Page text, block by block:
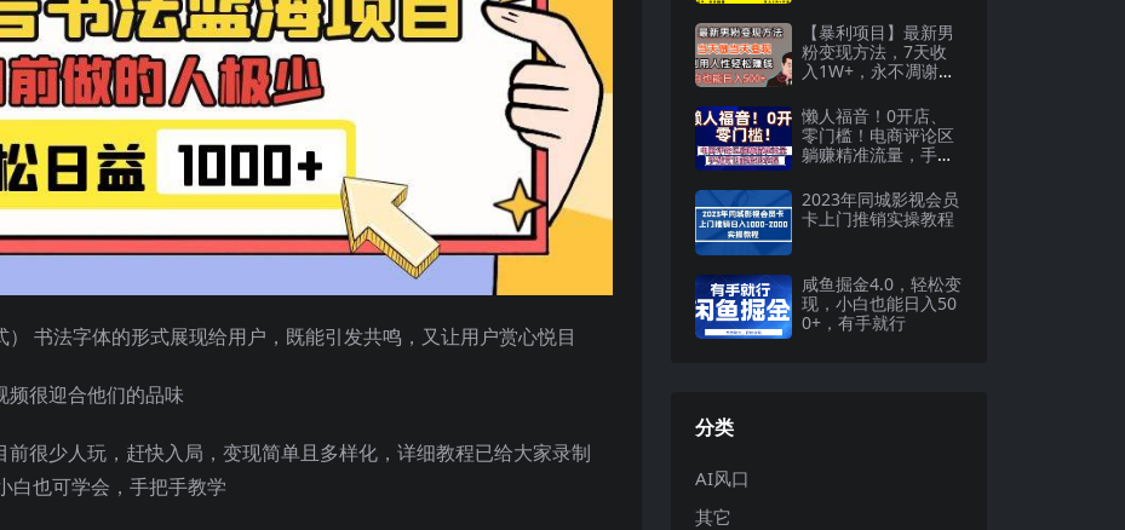
书法字体的形式展现给用户，既能引发共鸣，又让用户赏心悦目
频很迎合他们的品味
很少人玩，赶快入局，变现简单且多样化，详细教程已给大家录制
白也可学会，手把手教学
【暴利项目】最新男
粉变现方法，7天收
入1W+，永不凋谢的
天变现！
懒人福音！0开店、
零门槛！电商评论区
躺赚精准流量，手残
2023年同城影视会员
卡上门推销实操教程
咸鱼掘金4.0，轻松变
现，小白也能日入50
0+，有手就行
分类
AI风口
其它